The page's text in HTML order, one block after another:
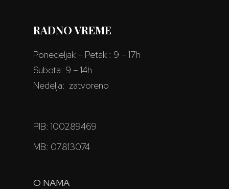
RADNO VREME
Ponedeljak – Petak : 9 – 17h
Subota: 9 – 14h
Nedelja: zatvoreno
PIB: 100289469
MB: 07813074
O NAMA